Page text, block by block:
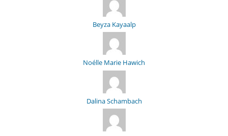
Beyza Kayaalp
Noélle Marie Hawich
Dalina Schambach